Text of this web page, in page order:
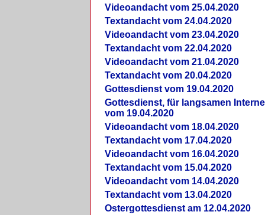
Videoandacht vom 25.04.2020
Textandacht vom 24.04.2020
Videoandacht vom 23.04.2020
Textandacht vom 22.04.2020
Videoandacht vom 21.04.2020
Textandacht vom 20.04.2020
Gottesdienst vom 19.04.2020
Gottesdienst, für langsamen
vom 19.04.2020
Videoandacht vom 18.04.2020
Textandacht vom 17.04.2020
Videoandacht vom 16.04.2020
Textandacht vom 15.04.2020
Videoandacht vom 14.04.2020
Textandacht vom 13.04.2020
Ostergottesdienst am 12.04.2020